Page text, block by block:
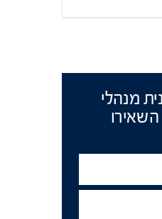
מנהלי
אבטחת מידע CISO השאירו